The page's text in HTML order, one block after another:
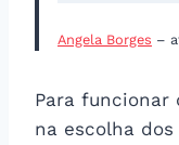
Angela Borges –
Para funcionar
na escolha